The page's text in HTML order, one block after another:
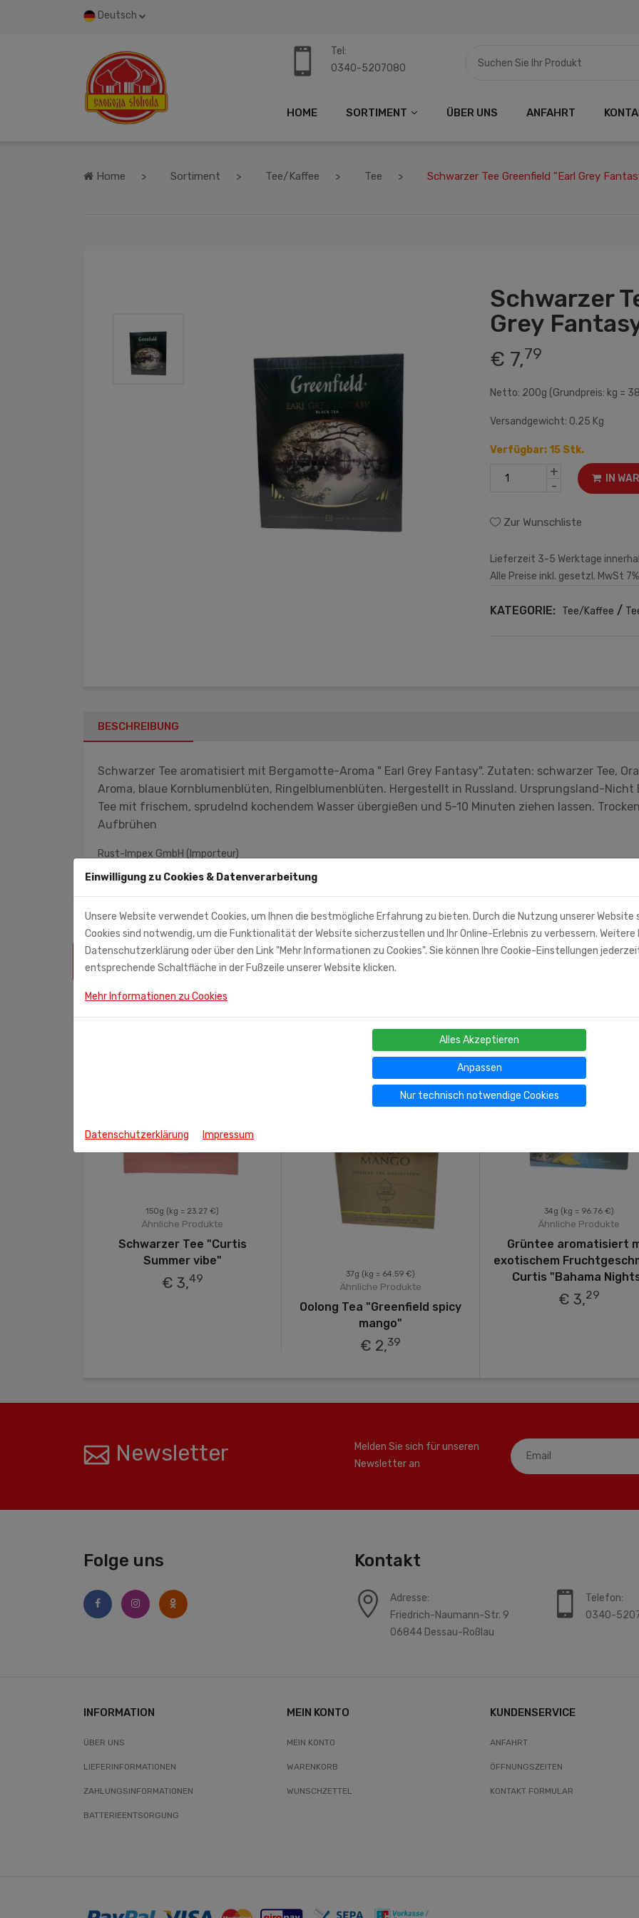
Deutsch
Tel:
0340-5207080
HOME SORTIMENT ÜBER UNS ANFAHRT
Home Sortiment Tee/Kaffee Tee Schwarzer Tee Greenfield "Earl Grey
Schwarzer
Grey
€ 7,79
Netto: 200g (Grundpreis: kg =
Versandgewicht: 0.25 Kg
Verfügbar: 15 Stk.
+
-
IN
Zur Wunschliste
Lieferzeit 3-5 Werktage
Alle Preise inkl. gesetzl. MwSt
KATEGORIE: Tee/Kaffee /
BESCHREIBUNG
Schwarzer Tee aromatisiert mit Bergamotte-Aroma " Earl Grey Fantasy". Zutaten: schwarzer Tee,
Aroma, blaue Kornblumenblüten, Ringelblumenblüten. Hergestellt in Russland. Ursprungsland-Nicht
Tee mit frischem, sprudelnd kochendem Wasser übergießen und 5-10 Minuten ziehen lassen.
Aufbrühen
Rust-Impex GmbH (Importeur)
Zschortauer Str. 3
ÄHNLICHE PRODUKTE
150g (kg = 23.27 €)
Ähnliche Produkte
Schwarzer Tee "Curtis
Summer vibe"
€ 3,49 37g (kg = 64.59 €)
Ähnliche Produkte
Oolong Tea "Greenfield spicy
mango"
€ 2,39
34g (kg = 96.76 €)
Ähnliche Produkte
Grüntee aromatisiert
exotischem
Curtis "Bahama
€ 3,29
Newsletter
Melden Sie sich für unseren
Newsletter an
Folge uns Kontakt
Adresse:
Friedrich-Naumann-Str. 9
06844 Dessau-Roßlau
Telefon:
0340-
INFORMATION
ÜBER UNS
LIEFERINFORMATIONEN
ZAHLUNGSINFORMATIONEN
BATTERIEENTSORGUNG
MEIN KONTO
MEIN KONTO
WARENKORB
WUNSCHZETTEL
KUNDENSERVICE
ANFAHRT
ÖFFNUNGSZEITEN
KONTAKT FORMULAR
Einwilligung zu Cookies & Datenverarbeitung
Unsere Website verwendet Cookies, um Ihnen die bestmögliche Erfahrung zu bieten. Durch die Nutzung unserer Website
Cookies sind notwendig, um die Funktionalität der Website sicherzustellen und Ihr Online-Erlebnis zu verbessern.
Datenschutzerklärung oder über den Link "Mehr Informationen zu Cookies". Sie können Ihre Cookie-Einstellungen
entsprechende Schaltfläche in der Fußzeile unserer Website klicken.
Mehr Informationen zu Cookies
Alles Akzeptieren
Anpassen
Nur technisch notwendige Cookies
Datenschutzerklärung Impressum